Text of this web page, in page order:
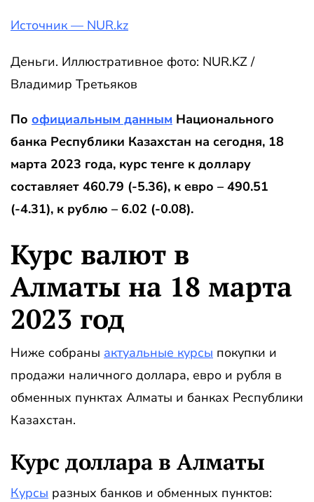
Источник — NUR.kz
Деньги. Иллюстративное фото: NUR.KZ /
Владимир Третьяков
По официальным данным Национального
банка Республики Казахстан на сегодня, 18
марта 2023 года, курс тенге к доллару
составляет 460.79 (-5.36), к евро – 490.51
(-4.31), к рублю – 6.02 (-0.08).
Курс валют в
Алматы на 18 марта
2023 год
Ниже собраны актуальные курсы покупки и
продажи наличного доллара, евро и рубля в
обменных пунктах Алматы и банках Республики
Казахстан.
Курс доллара в Алматы
Курсы разных банков и обменных пунктов: